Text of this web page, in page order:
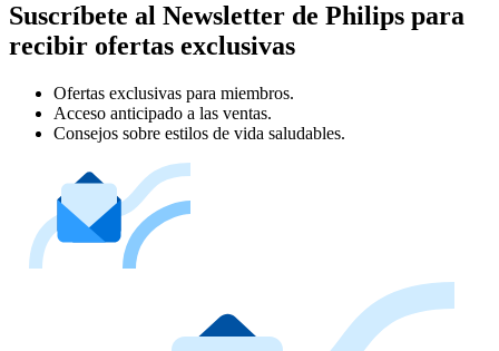
Suscríbete al Newsletter de Philips para
recibir ofertas exclusivas
Ofertas exclusivas para miembros.
Acceso anticipado a las ventas.
Consejos sobre estilos de vida saludables.